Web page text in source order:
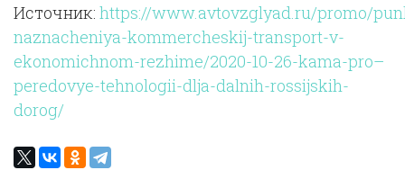
Источник: https://www.avtovzglyad.ru/promo/
naznacheniya-kommercheskij-transport-v-
ekonomichnom-rezhime/2020-10-26-kama-pro–
peredovye-tehnologii-dlja-dalnih-rossijskih-
dorog/